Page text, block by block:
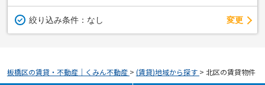
絞り込み条件： なし 変更
板橋区の賃貸・不動産｜くみん不動産 > (賃貸)地域から探す > 北区の賃貸物件